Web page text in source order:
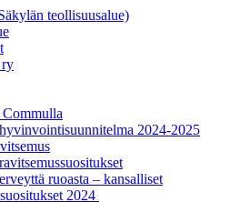
teollisuusalue)
ry
Commulla
2024-2025
ruoasta – kansalliset
2024